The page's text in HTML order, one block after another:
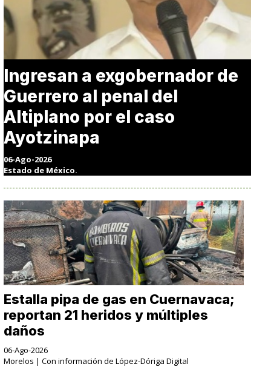
Ingresan a exgobernador de
Guerrero al penal del
Altiplano por el caso
Ayotzinapa
06-Ago-2026
Estado de México.
Estalla pipa de gas en Cuernavaca;
reportan 21 heridos y múltiples
daños
06-Ago-2026
Morelos | Con información de López-Dóriga Digital